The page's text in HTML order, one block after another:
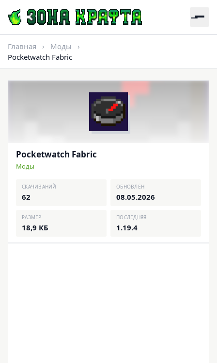
Главная › Моды
›
Pocketwatch Fabric
Pocketwatch Fabric
Моды
СКАЧИВАНИЙ
62
ОБНОВЛЁН
08.05.2026
РАЗМЕР
18,9 КБ
ПОСЛЕДНЯЯ
1.19.4